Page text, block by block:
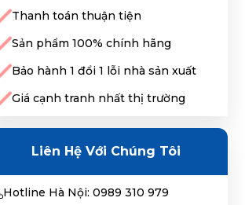
Thanh toán thuận tiện
Sản phẩm 100% chính hãng
Bảo hành 1 đổi 1 lỗi nhà sản xuất
Giá cạnh tranh nhất thị trường
Liên Hệ Với Chúng Tôi
Hotline Hà Nội: 0989 310 979